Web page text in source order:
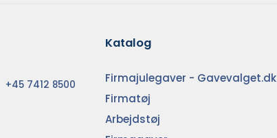
+45 7412 8500
Katalog
Firmajulegaver - Gavevalget.dk
Firmatøj
Arbejdstøj